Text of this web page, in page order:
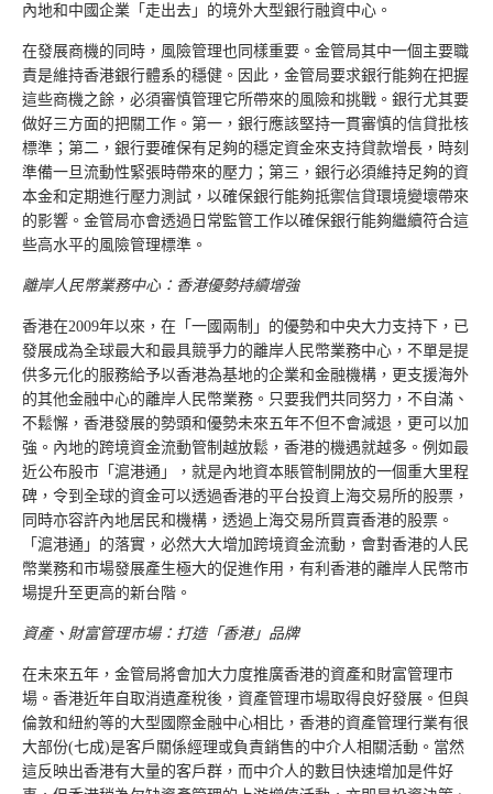
內地和中國企業「走出去」的境外大型銀行融資中心。
在發展商機的同時，風險管理也同樣重要。金管局其中一個主要職
責是維持香港銀行體系的穩健。因此，金管局要求銀行能夠在把握
這些商機之餘，必須審慎管理它所帶來的風險和挑戰。銀行尤其要
做好三方面的把關工作。第一，銀行應該堅持一貫審慎的信貸批核
標準；第二，銀行要確保有足夠的穩定資金來支持貸款增長，時刻
準備一旦流動性緊張時帶來的壓力；第三，銀行必須維持足夠的資
本金和定期進行壓力測試，以確保銀行能夠抵禦信貸環境變壞帶來
的影響。金管局亦會透過日常監管工作以確保銀行能夠繼續符合這
些高水平的風險管理標準。
離岸人民幣業務中心：香港優勢持續增強
香港在2009年以來，在「一國兩制」的優勢和中央大力支持下，已
發展成為全球最大和最具競爭力的離岸人民幣業務中心，不單是提
供多元化的服務給予以香港為基地的企業和金融機構，更支援海外
的其他金融中心的離岸人民幣業務。只要我們共同努力，不自滿、
不鬆懈，香港發展的勢頭和優勢未來五年不但不會減退，更可以加
強。內地的跨境資金流動管制越放鬆，香港的機遇就越多。例如最
近公布股市「滬港通」，就是內地資本賬管制開放的一個重大里程
碑，令到全球的資金可以透過香港的平台投資上海交易所的股票，
同時亦容許內地居民和機構，透過上海交易所買賣香港的股票。
「滬港通」的落實，必然大大增加跨境資金流動，會對香港的人民
幣業務和市場發展產生極大的促進作用，有利香港的離岸人民幣市
場提升至更高的新台階。
資產、財富管理市場：打造「香港」品牌
在未來五年，金管局將會加大力度推廣香港的資產和財富管理市
場。香港近年自取消遺產稅後，資產管理市場取得良好發展。但與
倫敦和紐約等的大型國際金融中心相比，香港的資產管理行業有很
大部份(七成)是客戶關係經理或負責銷售的中介人相關活動。當然
這反映出香港有大量的客戶群，而中介人的數目快速增加是件好